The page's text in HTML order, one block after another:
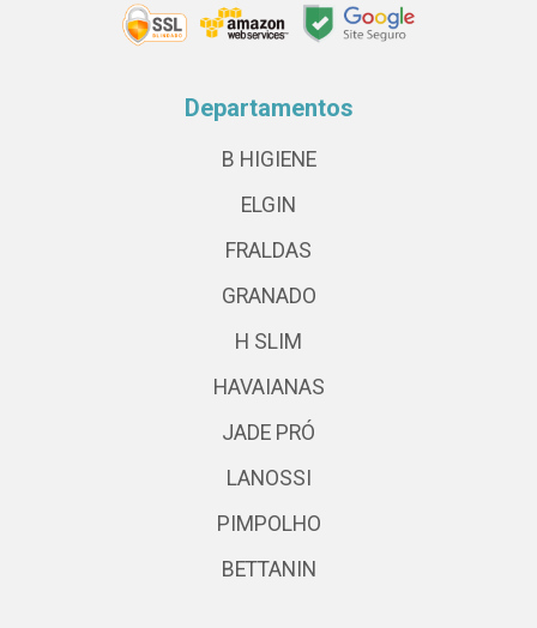
Departamentos
B HIGIENE
ELGIN
FRALDAS
GRANADO
H SLIM
HAVAIANAS
JADE PRÓ
LANOSSI
PIMPOLHO
BETTANIN